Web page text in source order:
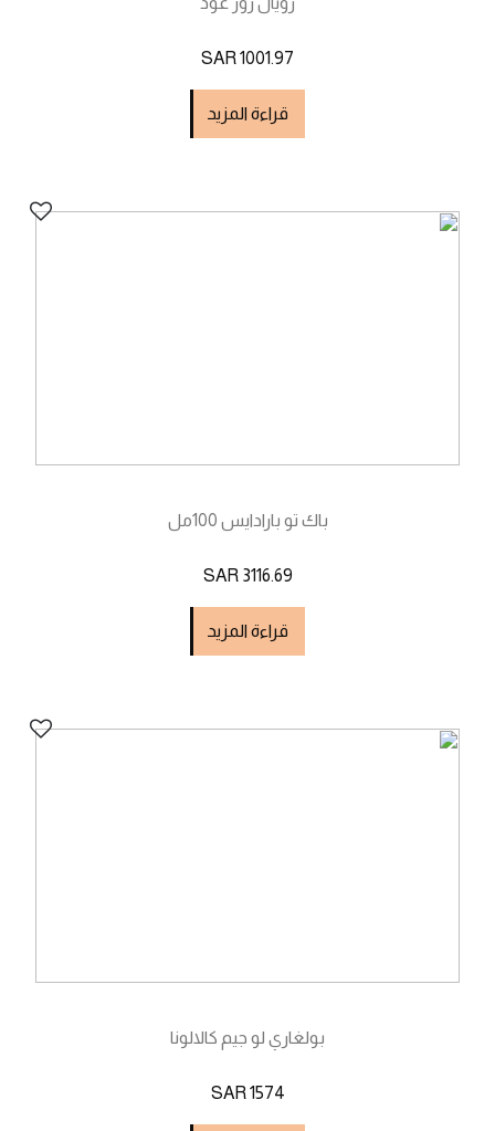
SAR 1001.97
قراءة المزيد
باك تو بارادايس 100مل
SAR 3116.69
قراءة المزيد
بولغاري لو جيم كالالونا
SAR 1574